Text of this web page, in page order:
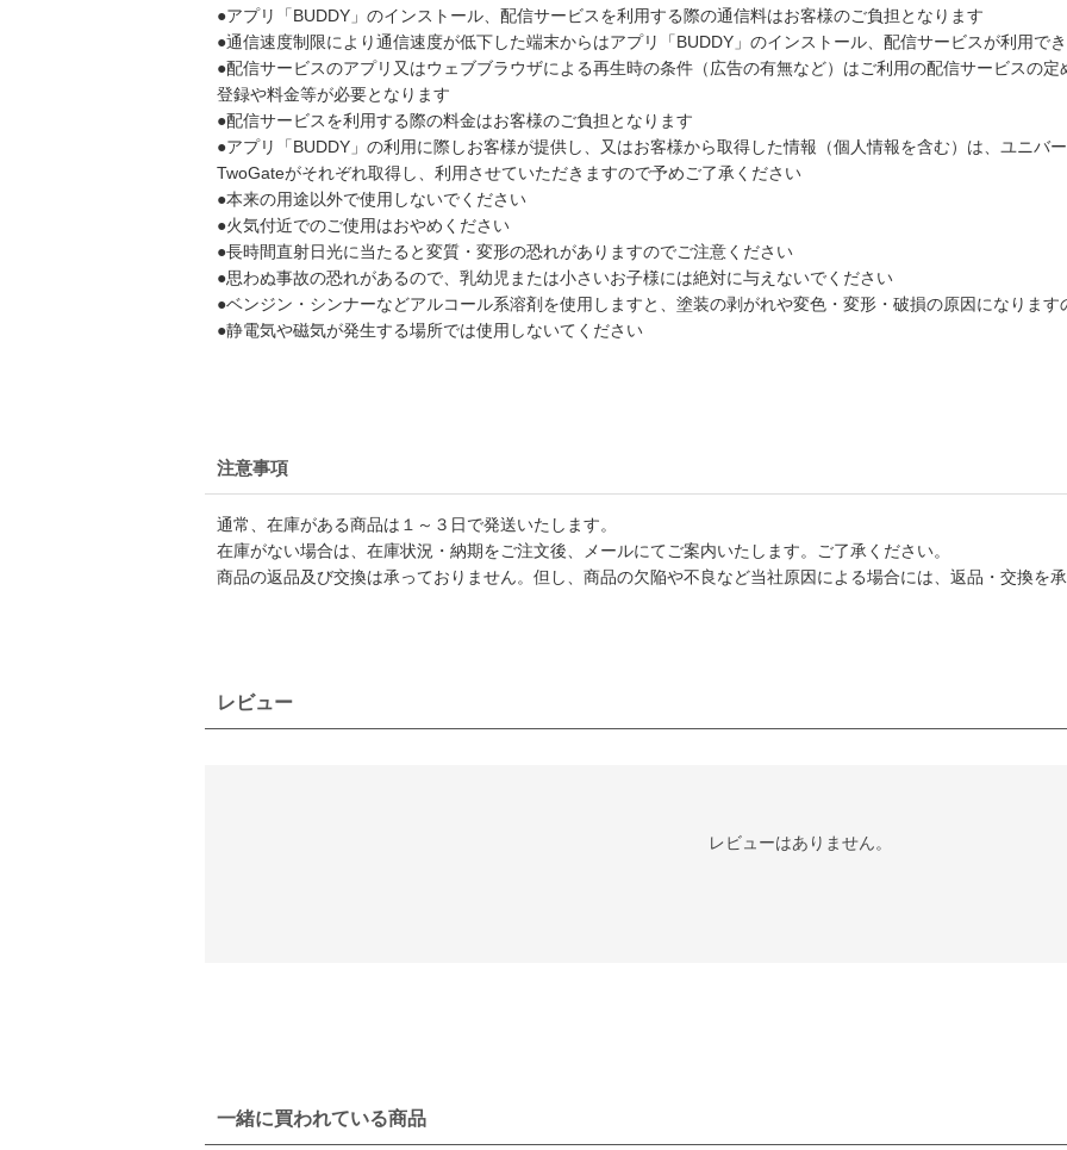
●アプリ「BUDDY」のインストール、配信サービスを利用する際の通信料はお客様のご負担となります
●通信速度制限により通信速度が低下した端末からはアプリ「BUDDY」のインストール、配信サービスが利用で
●配信サービスのアプリ又はウェブブラウザによる再生時の条件（広告の有無など）はご利用の配信サービスの
登録や料金等が必要となります
●配信サービスを利用する際の料金はお客様のご負担となります
●アプリ「BUDDY」の利用に際しお客様が提供し、又はお客様から取得した情報（個人情報を含む）は、ユニバ
TwoGateがそれぞれ取得し、利用させていただきますので予めご了承ください
●本来の用途以外で使用しないでください
●火気付近でのご使用はおやめください
●長時間直射日光に当たると変質・変形の恐れがありますのでご注意ください
●思わぬ事故の恐れがあるので、乳幼児または小さいお子様には絶対に与えないでください
●ベンジン・シンナーなどアルコール系溶剤を使用しますと、塗装の剥がれや変色・変形・破損の原因になります
●静電気や磁気が発生する場所では使用しないてください
注意事項
通常、在庫がある商品は１～３日で発送いたします。
在庫がない場合は、在庫状況・納期をご注文後、メールにてご案内いたします。ご了承ください。
商品の返品及び交換は承っておりません。但し、商品の欠陥や不良など当社原因による場合には、返品・交換を承
レビュー
レビューはありません。
一緒に買われている商品